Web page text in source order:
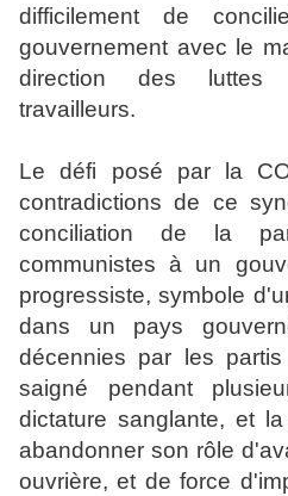
difficilement de
gouvernement avec le
direction des luttes
travailleurs.
Le défi posé par la
contradictions de ce
conciliation de la
communistes à un
progressiste, symbole
dans un pays
décennies par les
saigné pendant
dictature sanglante, et
abandonner son rôle
ouvrière, et de force